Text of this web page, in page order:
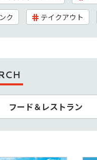
ク テイクアウト
フード＆レストラン